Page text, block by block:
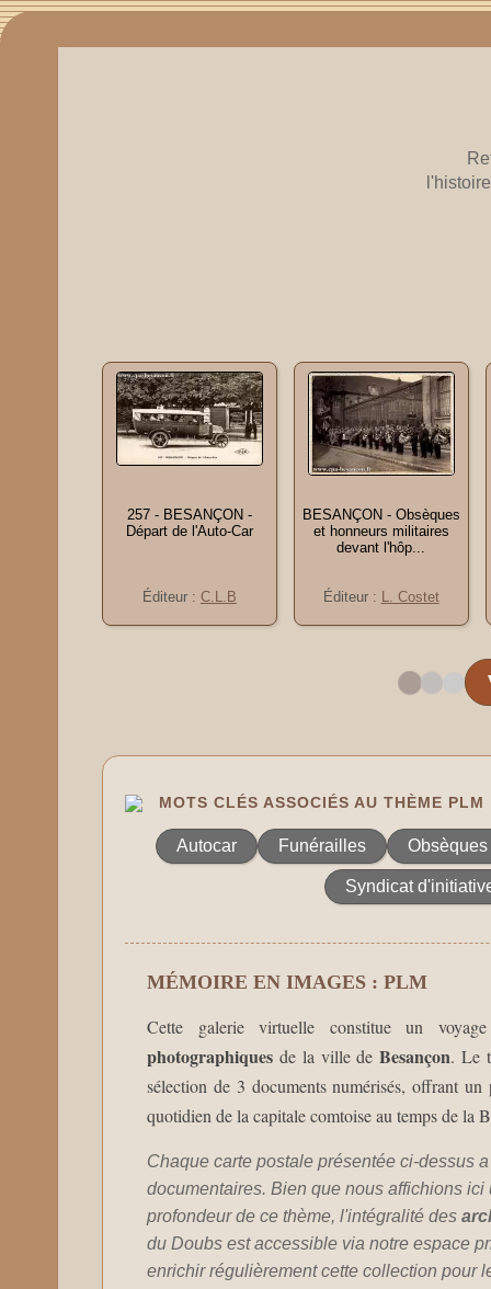
257 - BESANÇON -
Départ de l'Auto-Car
Éditeur : C.L.B
BESANÇON - Obsèques
et honneurs militaires
devant l'hôp...
Éditeur : L. Costet
MOTS CLÉS ASSOCIÉS AU THÈME PLM
Autocar Funérailles Obsèques
Syndicat
MÉMOIRE EN IMAGES : PLM
Cette galerie virtuelle constitue un
photographiques de la ville deBesançon. Le
sélection de 3 documents numérisés, offrant
quotidien de la capitale comtoise au temps de la
Chaque carte postale présentée ci-dessus
documentaires. Bien que nous affichions
profondeur de ce thème, l'intégralité des
du Doubs est accessible via notre espace
enrichir régulièrement cette collection pour